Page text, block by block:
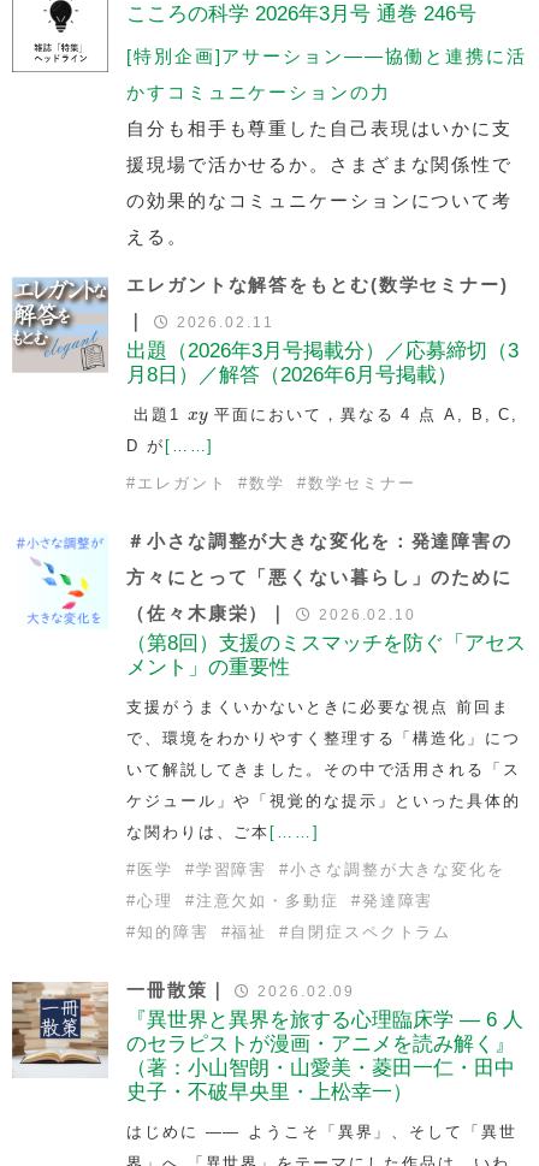
こころの科学 2026年3月号 通巻 246号
[特別企画]アサーション——協働と連携に活
かすコミュニケーションの力
自分も相手も尊重した自己表現はいかに支
援現場で活かせるか。さまざまな関係性で
の効果的なコミュニケーションについて考
える。
エレガントな解答をもとむ(数学セミナー)
2026.02.11
出題（2026年3月号掲載分）／応募締切（3
月8日）／解答（2026年6月号掲載）
出題1 xy
xy平面において，異なる 4 点 A, B, C,
D が [……]
# エレガント #数学 #数学セミナー
＃小さな調整が大きな変化を：発達障害の
方々にとって「悪くない暮らし」のために
（佐々木康栄）｜
2026.02.10
（第8回）支援のミスマッチを防ぐ「アセス
メント」の重要性
支援がうまくいかないときに必要な視点 前回ま
で、環境をわかりやすく整理する「構造化」につ
いて解説してきました。その中で活用される「ス
ケジュール」や「視覚的な提示」といった具体的
な関わりは、ご本 [……]
# 医学 #学習障害 #小さな調整が大きな変化を
#心理 #注意欠如・多動症 #発達障害
#知的障害 #福祉 # 自閉症スペクトラム
一冊散策｜ 2026.02.09
『異世界と異界を旅する心理臨床学 — 6 人
のセラピストが漫画・アニメを読み解く』
（著：小山智朗・山愛美・菱田一仁・田中
史子・不破早央里・上松幸一）
はじめに —— ようこそ「異界」、そして「異世